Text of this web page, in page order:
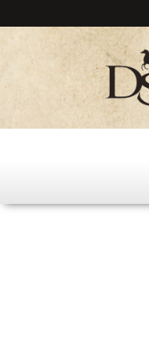
au
contenu